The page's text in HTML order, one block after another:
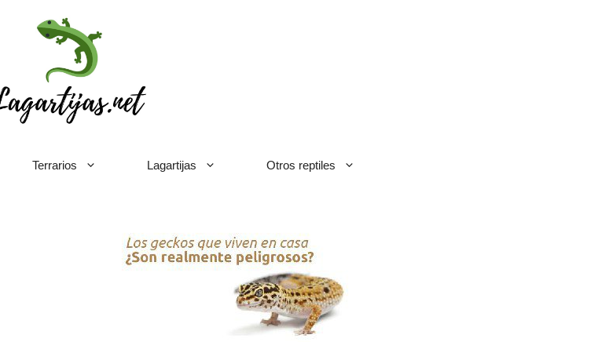
Terrarios Lagartijas Otros reptiles